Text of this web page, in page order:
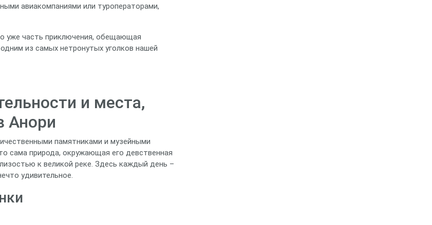
авиакомпаниями или туроператорами,
уже часть приключения, обещающая
из самых нетронутых уголков нашей
и места,
Анори
памятниками и музейными
сама природа, окружающая его девственная
к великой реке. Здесь каждый день –
удивительное.